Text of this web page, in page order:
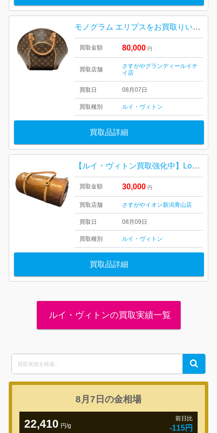
モノグラム エリプスをお買取りいたしました！
買取金額 80,000 円
買取店舗
さすがやグランディールイチ
イ店
買取日 08月07日
買取種別 ルイ・ヴィトン
買取品詳細
【ルイ・ヴィトン買取強化中】Louis Vuitton ルイ・ヴィトン ヴェルニ サットン
買取金額 30,000 円
買取店舗 さすがやイオン新潟青山店
買取日 08月09日
買取種別 ルイ・ヴィトン
買取品詳細
ルイ・ヴィトンの買取実績一覧
for:
Search
8月7日の金相場
22,410 円/g
前日比
-115円